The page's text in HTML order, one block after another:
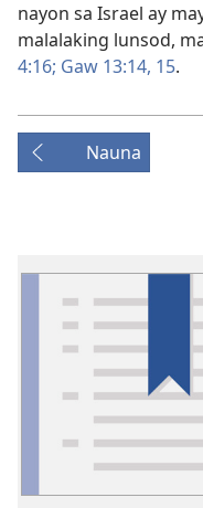
nayon sa Israel ay
malalaking lunsod,
4:16; Gaw 13:14, 15.
Nauna